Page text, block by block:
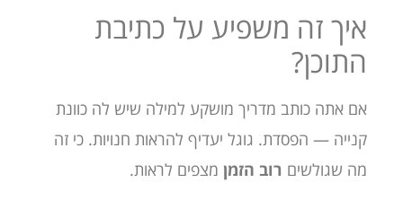
איך זה משפיע על כתיבת
התוכן?
אם אתה כותב מדריך מושקע למילה שיש לה כוונת
קנייה — הפסדת. גוגל יעדיף להראות חנויות. כי זה
מה שגולשים רוב הזמן מצפים לראות.